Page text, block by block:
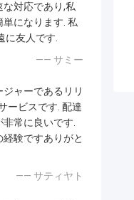
対応であり,私
になります. 私
に友人です.
—— サミー
ャーであるリリ
ービスです. 配達
常に良いです.
験ですありがと
—— サティヤト